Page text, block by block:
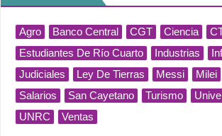
Agro Banco Central CGT Ciencia
Estudiantes De Río Cuarto
Industrias
Judiciales
Ley De Tierras Messi Milei
Salarios
San Cayetano Turismo
UNRC
Ventas